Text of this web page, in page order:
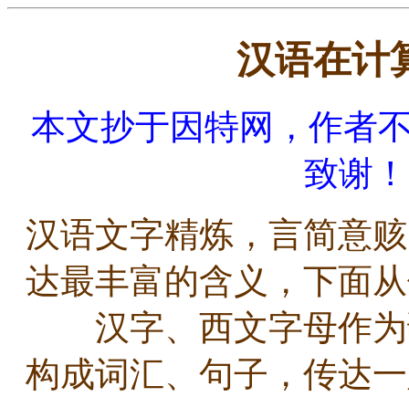
汉语在计
本文抄于因特网，作者
致谢
汉语文字精炼，言简意
达最丰富的含义，下面
汉字、西文字母作为
构成词汇、句子，传达